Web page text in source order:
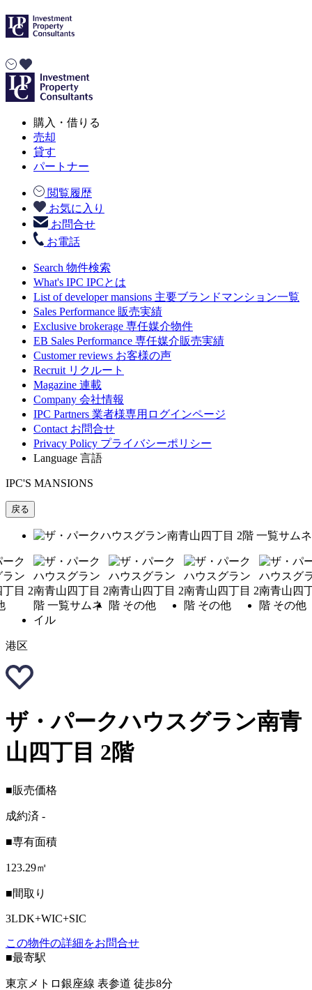
購入・借りる
売却
貸す
パートナー
閲覧履歴
お気に入り
お問合せ
お電話
Search 物件検索
What's IPC IPCとは
List of developer mansions 主要ブランドマンション一覧
Sales Performance 販売実績
Exclusive brokerage 専任媒介物件
EB Sales Performance 専任媒介販売実績
Customer reviews お客様の声
Recruit リクルート
Magazine 連載
Company 会社情報
IPC Partners 業者様専用ログインページ
Contact お問合せ
Privacy Policy プライバシーポリシー
Language 言語
IPC'S MANSIONS
戻る
港区
ザ・パークハウスグラン南青
山四丁目 2階
■販売価格
成約済 -
■専有面積
123.29㎡
■間取り
3LDK+WIC+SIC
この物件の詳細をお問合せ
■最寄駅
東京メトロ銀座線 表参道 徒歩8分